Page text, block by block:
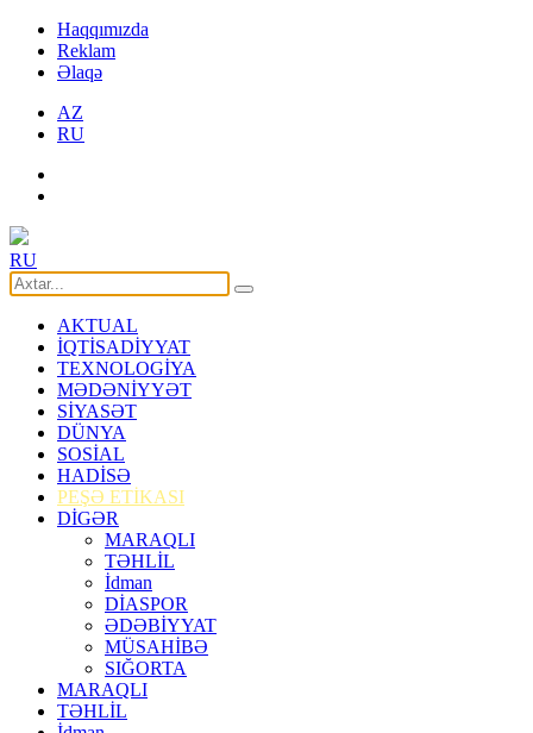
Haqqımızda
Reklam
Əlaqə
AZ
RU
RU
AKTUAL
İQTİSADİYYAT
TEXNOLOGİYA
MƏDƏNİYYƏT
SİYASƏT
DÜNYA
SOSİAL
HADİSƏ
PEŞƏ ETİKASI
DİGƏR
MARAQLI
TƏHLİL
İdman
DİASPOR
ƏDƏBİYYAT
MÜSAHİBƏ
SIĞORTA
MARAQLI
TƏHLİL